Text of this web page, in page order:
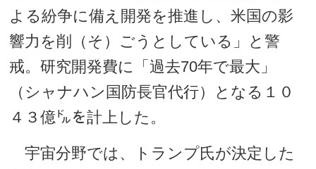
よる紛争に備え開発を推進し、米国の影
響力を削（そ）ごうとしている」と警
戒。研究開発費に「過去70年で最大」
（シャナハン国防長官代行）となる１０
４３億㌦を計上した。
宇宙分野では、トランプ氏が決定した